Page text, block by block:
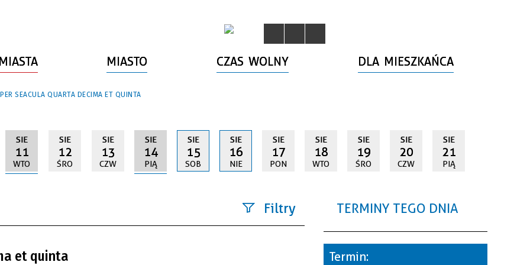
MIASTO CZAS WOLNY DLA MIESZKAŃCA
SEACULA QUARTA DECIMA ET QUINTA
SIE
11
WTO
SIE
12
ŚRO
SIE
13
CZW
SIE
14
PIĄ
SIE
15
SOB
SIE
16
NIE
SIE
17
PON
SIE
18
WTO
SIE
19
ŚRO
SIE
20
CZW
SIE
21
PIĄ
Filtry
et quinta
TERMINY TEGO DNIA
Termin: